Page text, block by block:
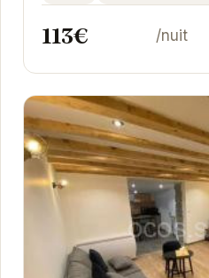
113€ /nuit